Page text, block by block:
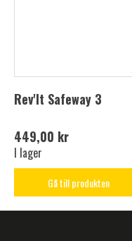
Rev'It Safeway 3
449,00 kr
I lager
Gå till produkten